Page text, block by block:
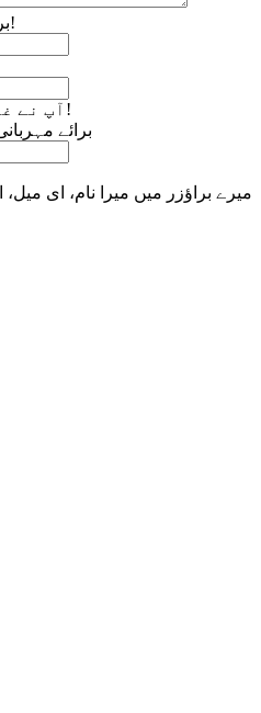
براہ مہربانی اپنی رائے درج کریں!
آپ نے غلط ای میل پتہ درج کیا ہے!
برائے
میرے براؤزر میں میرا نام، ای